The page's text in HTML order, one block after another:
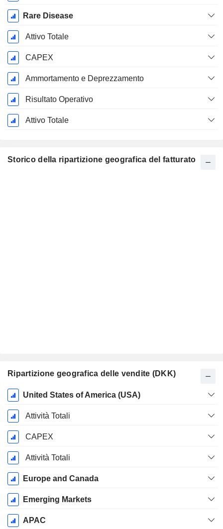
Rare Disease
Attivo Totale
CAPEX
Ammortamento e Deprezzamento
Risultato Operativo
Attivo Totale
Storico della ripartizione geografica del fatturato
Ripartizione geografica delle vendite (DKK)
Periodo
Fiscale:
Dicembre
United States of America (USA)
Attività Totali
CAPEX
Attività Totali
Europe and Canada
Emerging Markets
APAC